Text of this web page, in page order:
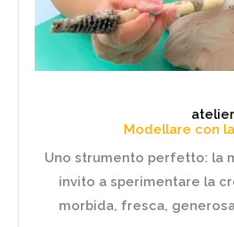
atelier
Modellare con
Uno strumento perfetto: la
invito a sperimentare la
morbida, fresca,